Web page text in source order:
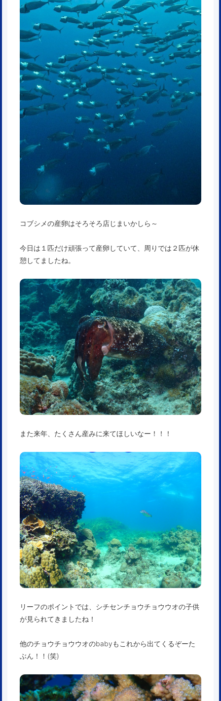
コブシメの産卵はそろそろ店じまいかしら～
今日は１匹だけ頑張って産卵していて、周りでは２匹が休
憩してましたね。
また来年、たくさん産みに来てほしいなー！！！
リーフのポイントでは、シチセンチョウチョウウオの子供
が見られてきましたね！
他のチョウチョウウオのbabyもこれから出てくるぞーた
ぶん！！(笑)